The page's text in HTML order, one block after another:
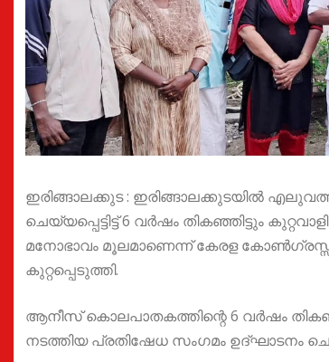
ഇരിങ്ങാലക്കുട : ഇരിങ്ങാലക്കുടയിൽ
ചെയ്യപ്പെട്ടിട്ട് 6 വർഷം തികഞ്ഞിട്ടും
മനോഭാവം മൂലമാണെന്ന് കേരള
കുറ്റപ്പെടുത്തി.
ആനീസ് കൊലപാതകത്തിന്റെ 6 വർഷം
നടത്തിയ പ്രതിഷേധ സംഗമം ഉദ്ഘാടനം